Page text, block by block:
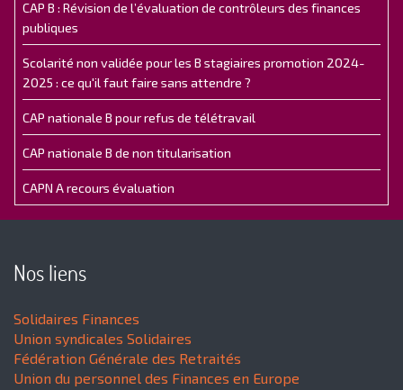
CAP B : Révision de l’évaluation de contrôleurs des finances
publiques
Scolarité non validée pour les B stagiaires promotion 2024-
2025 : ce qu'il faut faire sans attendre ?
CAP nationale B pour refus de télétravail
CAP nationale B de non titularisation
CAPN A recours évaluation
Nos liens
Solidaires Finances
Union syndicales Solidaires
Fédération Générale des Retraités
Union du personnel des Finances en Europe